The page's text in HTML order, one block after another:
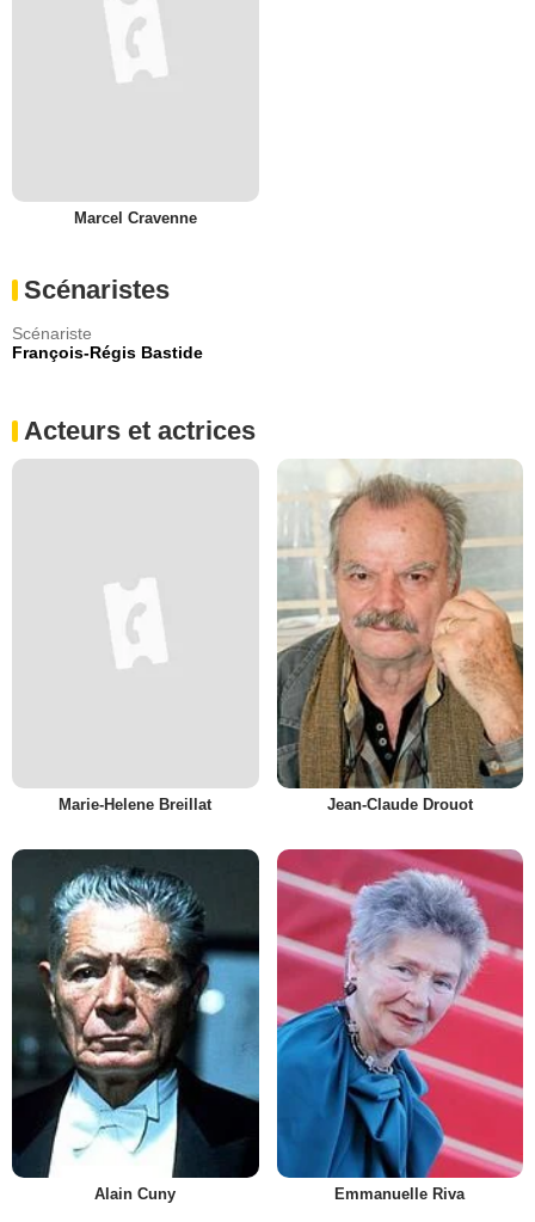
Marcel Cravenne
Scénaristes
Scénariste
François-Régis Bastide
Acteurs et actrices
Marie-Helene Breillat Jean-Claude Drouot
Alain Cuny Emmanuelle Riva